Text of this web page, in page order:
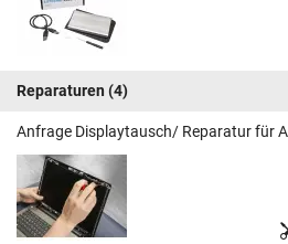
Reparaturen (4)
Anfrage Displaytausch/ Reparatur für